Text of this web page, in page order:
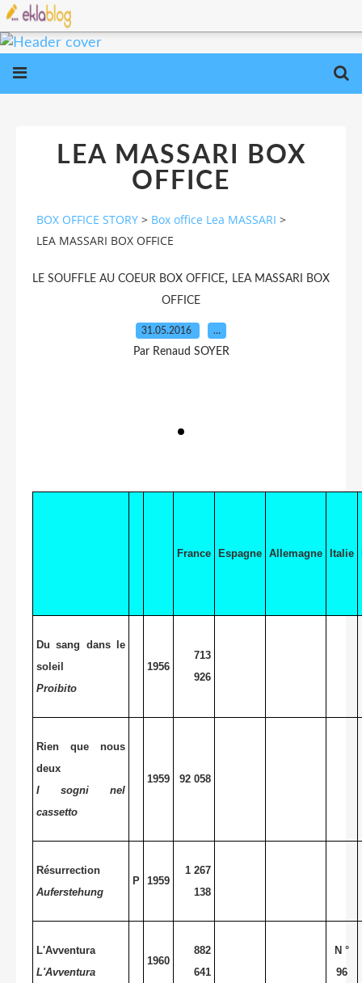
LEA MASSARI BOX
OFFICE
BOX OFFICE STORY > Box office Lea MASSARI >
LEA MASSARI BOX OFFICE
LE SOUFFLE AU COEUR BOX OFFICE,
LEA MASSARI BOX
OFFICE
31.05.2016 …
Par Renaud SOYER
France Espagne Allemagne Italie
Du sang dans le
soleil
Proibito
1956
713
926
Rien que nous
deux
I sogni nel
cassetto
1959 92 058
Résurrection
Auferstehung
P 1959
1 267
138
L'Avventura
L'Avventura
1960
882
641
N °
96